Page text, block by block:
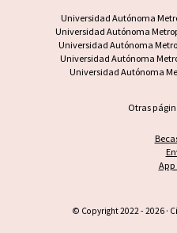
Footer UAM unidad
Universidad Autónoma
Universidad Autónoma
Universidad Autónoma
Universidad Autónoma
Universidad Autónoma
Otras
App
© Copyright 2022 - 2026 ·